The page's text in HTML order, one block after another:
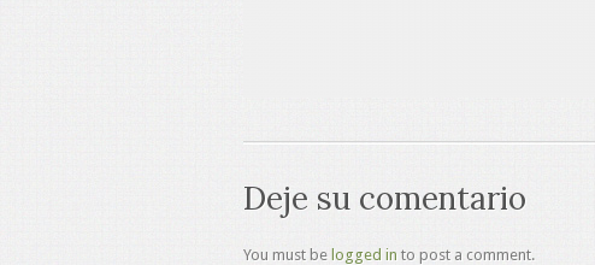
Deje su comentario
You must be logged in to post a comment.